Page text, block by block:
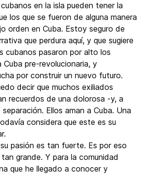
en la isla pueden tener la
los que se fueron de alguna manera
orden en Cuba. Estoy seguro de
que perdura aquí, y que sugiere
cubanos pasaron por alto los
Cuba pre-revolucionaria, y
por construir un nuevo futuro.
decir que muchos exiliados
recuerdos de una dolorosa -y, a
Ellos aman a Cuba. Una
considera que este es su
pasión es tan fuerte. Es por eso
grande. Y para la comunidad
que he llegado a conocer y